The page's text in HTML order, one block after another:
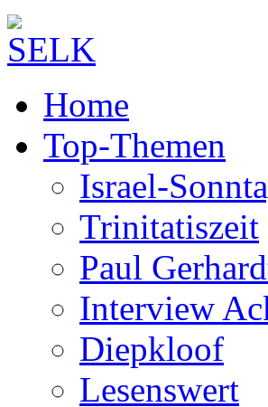
Home
Top-Themen
Israel-
Trinitatiszeit
Paul
Interview
Diepkloof
Lesenswert